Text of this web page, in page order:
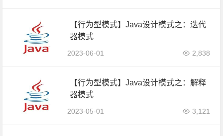
【行为型模式】Java设计模式之：迭代
器模式
2023-06-01 2,838
【行为型模式】Java设计模式之：解释
器模式
2023-05-01 3,121